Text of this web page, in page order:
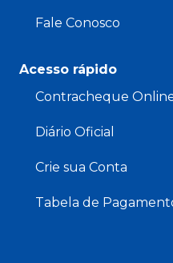
Fale Conosco
Acesso rápido
Contracheque
Diário Oficial
Crie sua Conta
Tabela de